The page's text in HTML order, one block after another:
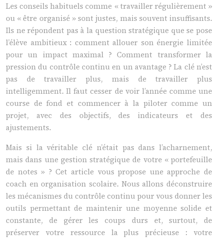
Les conseils habituels comme « travailler régulièrement »
ou « être organisé » sont justes, mais souvent insuffisants.
Ils ne répondent pas à la question stratégique que se pose
l’élève ambitieux : comment allouer son énergie limitée
pour un impact maximal ? Comment transformer la
pression du contrôle continu en un avantage ? La clé n’est
pas de travailler plus, mais de travailler plus
intelligemment. Il faut cesser de voir l’année comme une
course de fond et commencer à la piloter comme un
projet, avec des objectifs, des indicateurs et des
ajustements.
Mais si la véritable clé n’était pas dans l’acharnement,
mais dans une gestion stratégique de votre « portefeuille
de notes » ? Cet article vous propose une approche de
coach en organisation scolaire. Nous allons déconstruire
les mécanismes du contrôle continu pour vous donner les
outils permettant de maintenir une moyenne solide et
constante, de gérer les coups durs et, surtout, de
préserver votre ressource la plus précieuse : votre